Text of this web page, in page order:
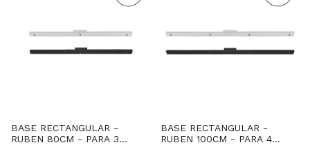
BASE RECTANGULAR -
RUBEN 80CM - PARA 3
BASE RECTANGULAR -
RUBEN 100CM - PARA 4